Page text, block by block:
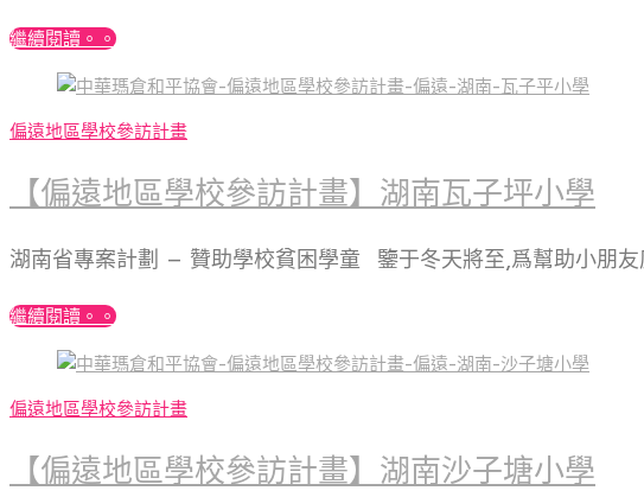
繼續閱讀。。
偏遠地區學校參訪計畫
【偏遠地區學校參訪計畫】湖南瓦子坪小學
湖南省專案計劃 – 贊助學校貧困學童 鑒于冬天將至,爲幫助小朋
繼續閱讀。。
偏遠地區學校參訪計畫
【偏遠地區學校參訪計畫】湖南沙子塘小學